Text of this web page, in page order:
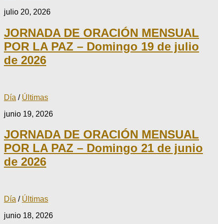
julio 20, 2026
JORNADA DE ORACIÓN MENSUAL
POR LA PAZ – Domingo 19 de julio
de 2026
Día / Últimas
junio 19, 2026
JORNADA DE ORACIÓN MENSUAL
POR LA PAZ – Domingo 21 de junio
de 2026
Día / Últimas
junio 18, 2026